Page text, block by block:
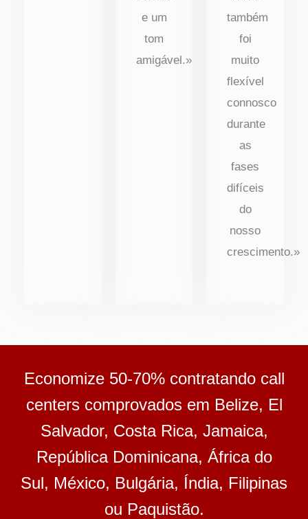
e um
tom
amigável.»
também
foi
muito
flexível
connosco
durante
as
fases
difíceis
do
nosso
crescimento.»
Economize 50-70% contratando call
centers comprovados em Belize, El
Salvador, Costa Rica, Jamaica,
República Dominicana, África do
Sul, México, Bulgária, Índia, Filipinas
ou Paquistão.